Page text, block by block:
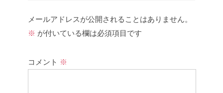
メールアドレスが公開されることはありません。
※ が付いている欄は必須項目です
コメント ※